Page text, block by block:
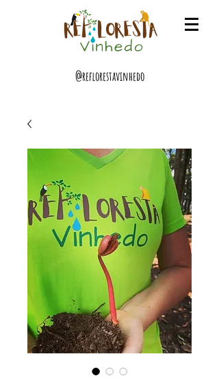
@reflorestavinhedo